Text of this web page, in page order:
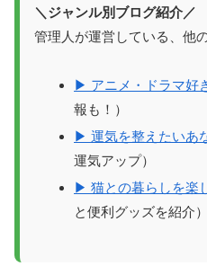
＼ジャンル別ブログ紹介／
管理人が運営している、他
▶ アニメ・ドラマ好
報も！）
▶ 運気を整えたいあ
運気アップ）
▶ 猫との暮らしを楽
と便利グッズを紹介）